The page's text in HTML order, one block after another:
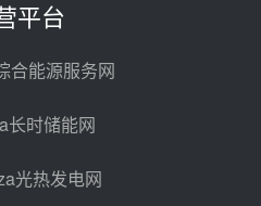
项目中标候选人公示
光热大基地建设提速！哈
格尔木项目蒸汽发生系统
04 09:54
平台
合能源服务网
长时储能网
光热发电网